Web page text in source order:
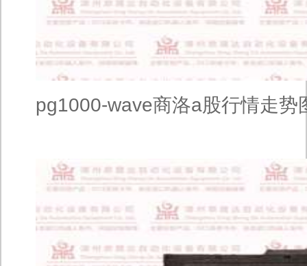
pg1000-wave商洛a股行情走势